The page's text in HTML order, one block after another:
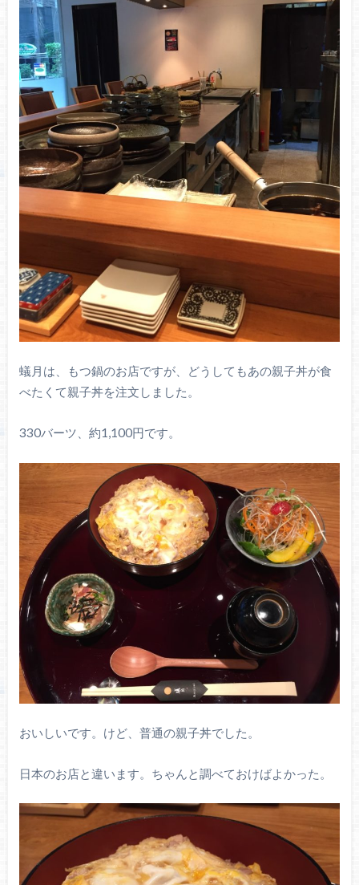
蟻月は、もつ鍋のお店ですが、どうしてもあの親子丼が食
べたくて親子丼を注文しました。
330バーツ、約1,100円です。
おいしいです。けど、普通の親子丼でした。
日本のお店と違います。ちゃんと調べておけばよかった。